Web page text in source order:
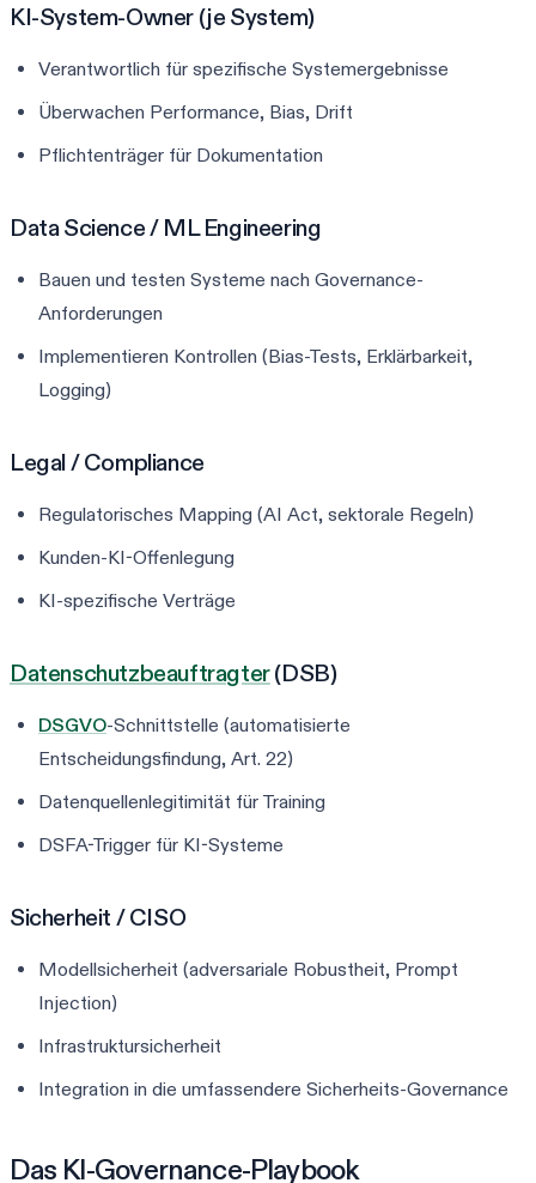
KI-System-Owner (je System)
Verantwortlich für spezifische Systemergebnisse
Überwachen Performance, Bias, Drift
Pflichtenträger für Dokumentation
Data Science / ML Engineering
Bauen und testen Systeme nach Governance-
Anforderungen
Implementieren Kontrollen (Bias-Tests, Erklärbarkeit,
Logging)
Legal / Compliance
Regulatorisches Mapping (AI Act, sektorale Regeln)
Kunden-KI-Offenlegung
KI-spezifische Verträge
Datenschutzbeauftragter(DSB)
DSGVO-Schnittstelle (automatisierte
Entscheidungsfindung, Art. 22)
Datenquellenlegitimität für Training
DSFA-Trigger für KI-Systeme
Sicherheit / CISO
Modellsicherheit (adversariale Robustheit, Prompt
Injection)
Infrastruktursicherheit
Integration in die umfassendere Sicherheits-Governance
Das KI-Governance-Playbook